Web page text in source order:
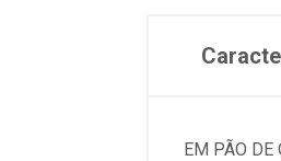
EM PÃO DE